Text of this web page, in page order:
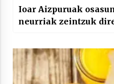
Ioar Aizpuruak
neurriak zeintzuk